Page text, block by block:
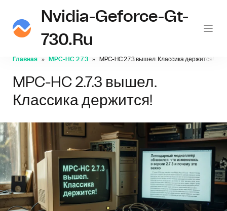
Nvidia-Geforce-Gt-
730.ru
Главная MPC-HC 2.7.3 MPC-HC 2.7.3 вышел. Классика держится!
MPC-HC 2.7.3 вышел.
Классика держится!